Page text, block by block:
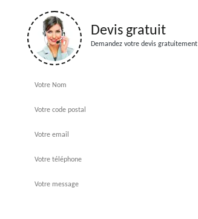
Devis gratuit
Demandez votre devis gratuitement